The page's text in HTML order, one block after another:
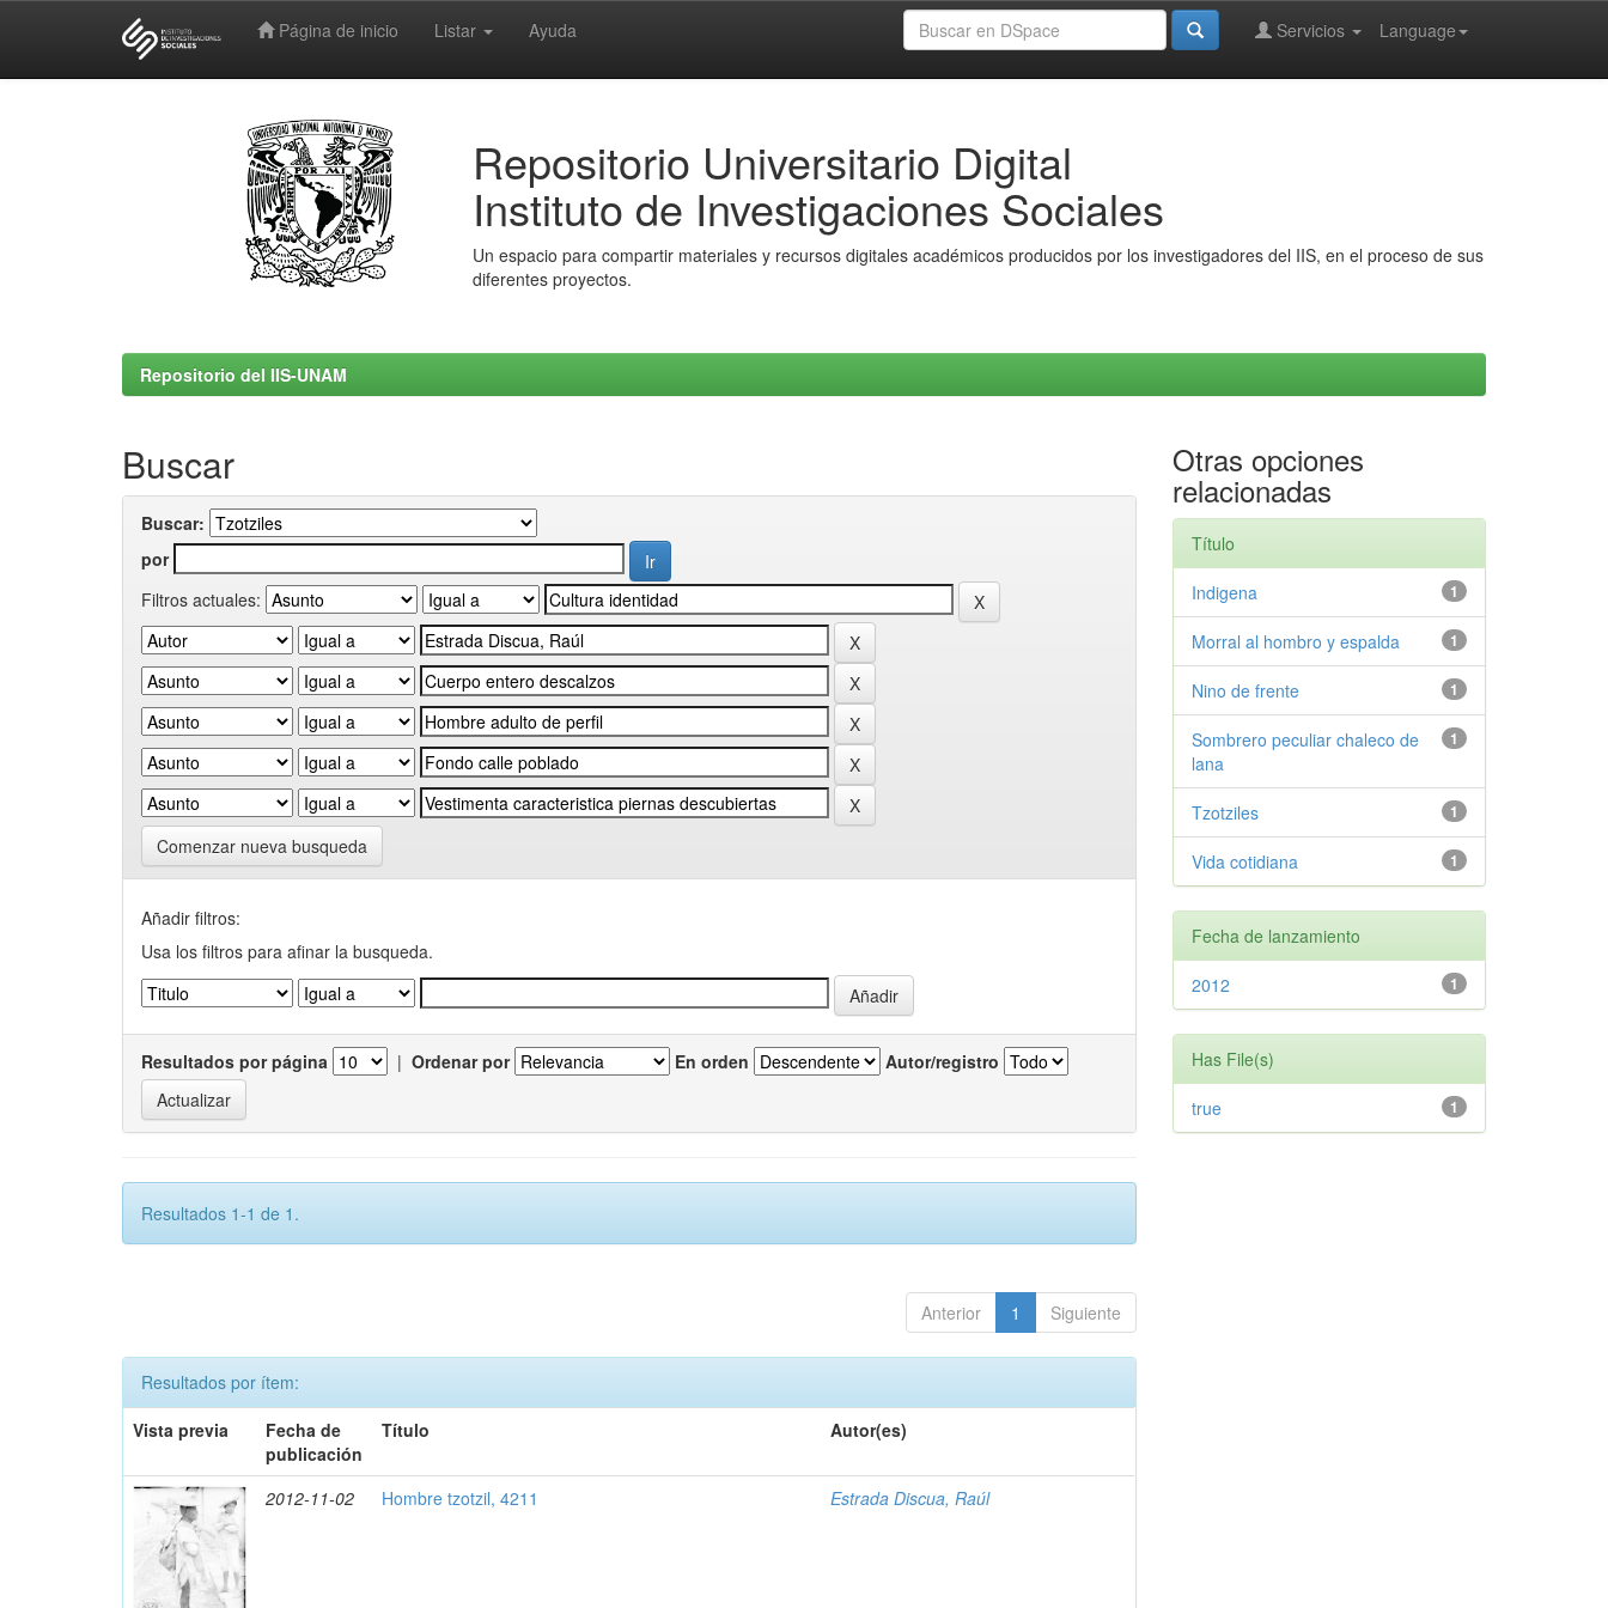
Página de inicio Listar Ayuda Language
Servicios
Repositorio Universitario Digital
Instituto de Investigaciones Sociales
Un espacio para compartir materiales y recursos digitales académicos producidos por los investigadores del IIS, en el proceso de sus
diferentes proyectos.
Repositorio del IIS-UNAM
Buscar
Buscar:
por
Filtros actuales:
Comenzar nueva busqueda
Añadir filtros:
Usa los filtros para afinar la busqueda.
Resultados por página | Ordenar por En orden Autor/registro
Resultados 1-1 de 1.
Anterior 1 Siguiente
Resultados por ítem:
Vista previa
Fecha de
publicación
Título Autor(es)
2012-11-02 Hombre tzotzil, 4211 Estrada Discua, Raúl
Otras opciones
relacionadas
Título
1
Indigena
1
Morral al hombro y espalda
1
Nino de frente
1
Sombrero peculiar chaleco de
lana
1
Tzotziles
1
Vida cotidiana
Fecha de lanzamiento
1
2012
Has File(s)
1
true